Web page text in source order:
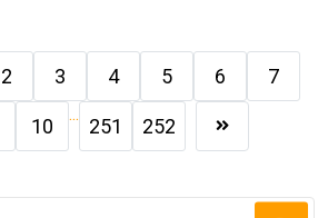
2 3 4 5 6 7
10
...
251 252